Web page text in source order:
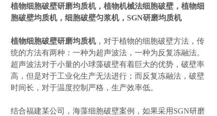
植物细胞破壁研磨均质机，植物机械法细胞破壁，植物细
胞破壁均质机，细胞破壁匀浆机，SGN研磨均质机
植物细胞破壁研磨均质机，对于植物的细胞破壁方法，传
统的方法有两种：一种为超声波法，一种为反复冻融法。
超声波法对于小量的小球藻破壁有着巨大的优势，破壁率
高，但是对于工业化生产无法进行；而反复冻融法，破壁
时间长，对于温度控制严格，生产效率低。
结合福建某公司，海藻细胞破壁案例，如果采用SGN研磨